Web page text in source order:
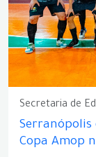
Secretaria de
Copa Amop